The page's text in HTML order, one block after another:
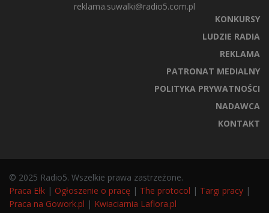
reklama.suwalki@radio5.com.pl
KONKURSY
LUDZIE RADIA
REKLAMA
PATRONAT MEDIALNY
POLITYKA PRYWATNOŚCI
NADAWCA
KONTAKT
© 2025 Radio5. Wszelkie prawa zastrzeżone.
Praca Ełk | Ogłoszenie o pracę | The protocol | Targi pracy |
Praca na Gowork.pl | Kwiaciarnia Laflora.pl